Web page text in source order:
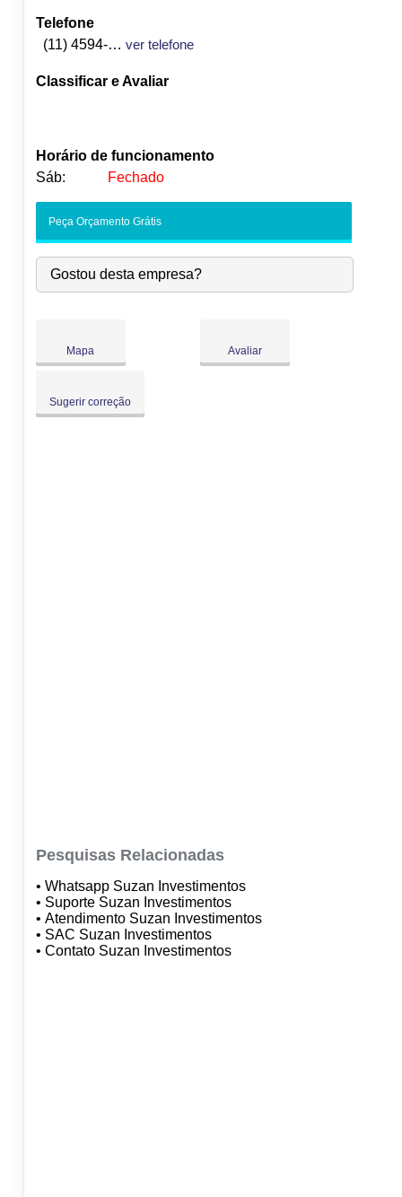
Telefone
(11) 4594-2477
ver telefone
Classificar e Avaliar
Horário de funcionamento
Sáb:
Fechado
-
Qua:
09:00-18:00
Qui:
09:00-18:00
Peça Orçamento Grátis
Gostou desta empresa?
Mapa Avaliar
Sugerir correção
Pesquisas Relacionadas
• Whatsapp Suzan Investimentos
• Suporte Suzan Investimentos
• Atendimento Suzan Investimentos
• SAC Suzan Investimentos
• Contato Suzan Investimentos